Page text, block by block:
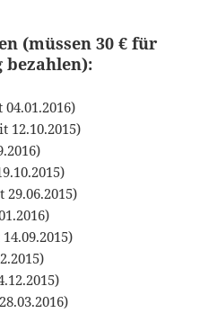
(müssen 30 € für
bezahlen):
12.10.2015)